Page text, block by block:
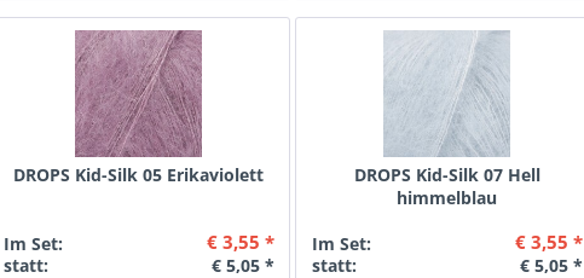
DROPS Kid-Silk 05 Erikaviolett
Im Set: € 3,55 *
statt:
€ 5,05 *
DROPS Kid-Silk 07 Hell
himmelblau
Im Set:
€ 3,55 *
statt:
€ 5,05 *